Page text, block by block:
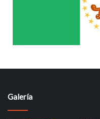
Galería